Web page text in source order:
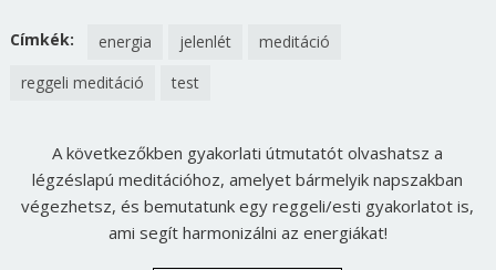
FACEBOOK
TWITTER
Címkék: energia jelenlét
meditáció
reggeli meditáció
test
A következőkben gyakorlati útmutatót olvashatsz a
légzéslapú meditációhoz, amelyet bármelyik napszakban
végezhetsz, és bemutatunk egy reggeli/esti gyakorlatot is,
ami segít harmonizálni az energiákat!